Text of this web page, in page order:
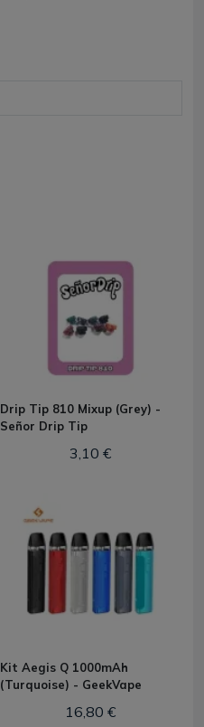
Drip Tip 810 Mixup (Grey) -
Señor Drip Tip
3,10 €
Kit Aegis Q 1000mAh
(Turquoise) - GeekVape
16,80 €